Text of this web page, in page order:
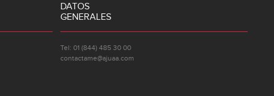
DATOS
GENERALES
Tel: 01 (844) 485 30 00
contactame@ajuaa.com